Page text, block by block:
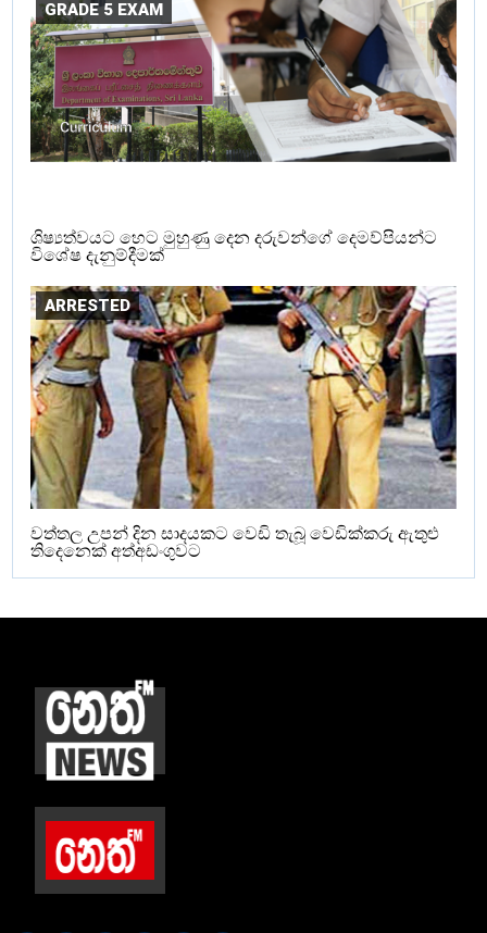
GRADE 5 EXAM
ශිෂ්‍යත්වයට හෙට මුහුණු දෙන දරුවන්ගේ දෙමව්පියන්ට
විශේෂ දැනුම්දීමක්
ARRESTED
වත්තල උපන් දින සාදයකට වෙඩි තැබූ වෙඩික්කරු ඇතුළු
තිදෙනෙක් අත්අඩංගුවට